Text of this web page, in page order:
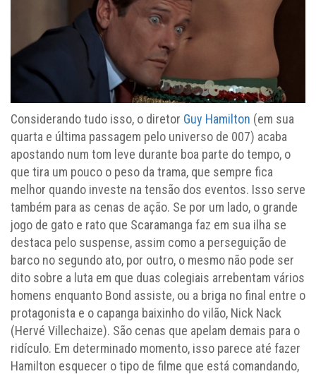
Considerando tudo isso, o diretor Guy Hamilton (em sua
quarta e última passagem pelo universo de 007) acaba
apostando num tom leve durante boa parte do tempo, o
que tira um pouco o peso da trama, que sempre fica
melhor quando investe na tensão dos eventos. Isso serve
também para as cenas de ação. Se por um lado, o grande
jogo de gato e rato que Scaramanga faz em sua ilha se
destaca pelo suspense, assim como a perseguição de
barco no segundo ato, por outro, o mesmo não pode ser
dito sobre a luta em que duas colegiais arrebentam vários
homens enquanto Bond assiste, ou a briga no final entre o
protagonista e o capanga baixinho do vilão, Nick Nack
(Hervé Villechaize). São cenas que apelam demais para o
ridículo. Em determinado momento, isso parece até fazer
Hamilton esquecer o tipo de filme que está comandando,